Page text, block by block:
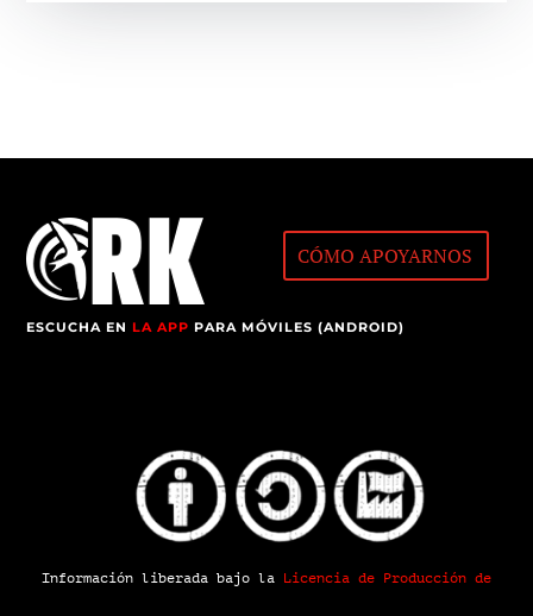
CÓMO APOYARNOS
ESCUCHA ENLA APP PARA MÓVILES (ANDROID)
Información liberada bajo la Licencia de Producción de